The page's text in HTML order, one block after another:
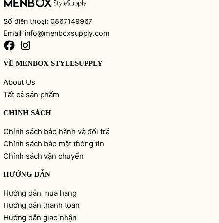
Số điện thoại: 0867149967
Email: info@menboxsupply.com
VỀ MENBOX STYLESUPPLY
About Us
Tất cả sản phẩm
CHÍNH SÁCH
Chính sách bảo hành và đổi trả
Chính sách bảo mật thông tin
Chính sách vận chuyển
HƯỚNG DẪN
Hướng dẫn mua hàng
Hướng dẫn thanh toán
Hướng dẫn giao nhận